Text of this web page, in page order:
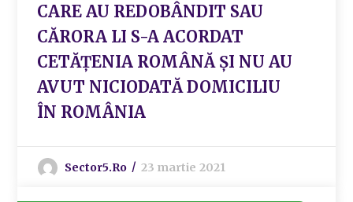
CARE AU REDOBÂNDIT SAU
CĂRORA LI S-A ACORDAT
CETĂȚENIA ROMÂNĂ ȘI NU AU
AVUT NICIODATĂ DOMICILIU
ÎN ROMÂNIA
Sector5.ro 23 martie 2021